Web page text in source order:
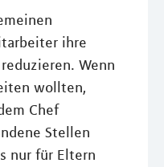
ihre
Wenn
wollten,
Chef
Stellen
nur für Eltern